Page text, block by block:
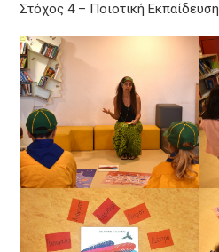
Στόχος 4 – Ποιοτική Εκπαίδευση